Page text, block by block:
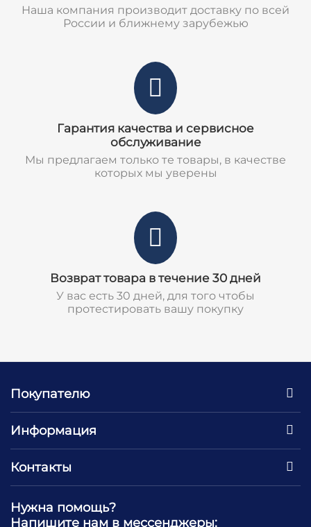
Наша компания производит доставку по всей
России и ближнему зарубежью
Гарантия качества и сервисное
обслуживание
Мы предлагаем только те товары, в качестве
которых мы уверены
Возврат товара в течение 30 дней
У вас есть 30 дней, для того чтобы
протестировать вашу покупку
Покупателю
Информация
Контакты
Нужна помощь?
Напишите нам в мессенджеры: